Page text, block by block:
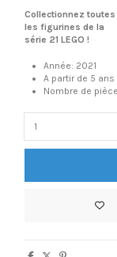
Collectionnez toutes
les figurines de la
série 21 LEGO !
Année: 2021
A partir de 5 ans
Nombre de